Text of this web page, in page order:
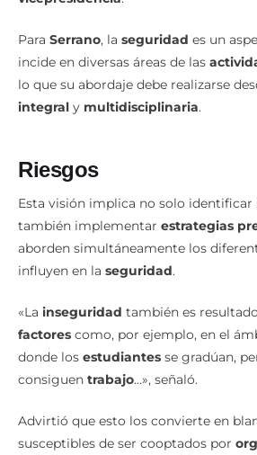
incide en diversas áreas de las
lo que su abordaje debe realizarse
integralymultidisciplinaria.
Esta visión implica no solo identificar
también implementarestrategias
aborden simultáneamente los
influyen en laseguridad.
factorescomo, por ejemplo, en el
donde losestudiantesse gradúan,
consiguentrabajo…», señaló.
susceptibles de ser cooptados por
delictivas, que explotan lajuventud